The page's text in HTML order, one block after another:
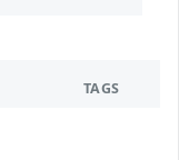
TAGS